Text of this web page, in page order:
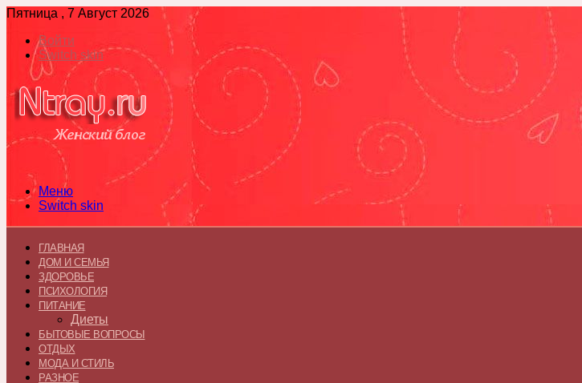
Пятница , 7 Август 2026
Войти
Switch skin
Меню
Switch skin
ГЛАВНАЯ
ДОМ И СЕМЬЯ
ЗДОРОВЬЕ
ПСИХОЛОГИЯ
ПИТАНИЕ
Диеты
БЫТОВЫЕ ВОПРОСЫ
ОТДЫХ
МОДА И СТИЛЬ
РАЗНОЕ